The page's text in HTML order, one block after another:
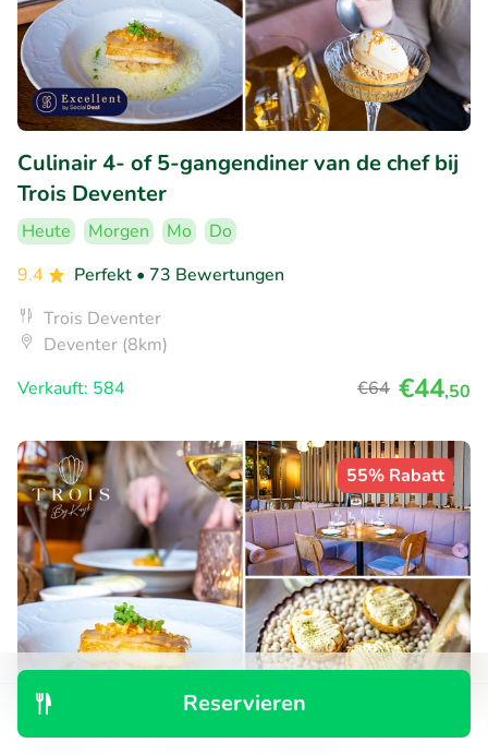
Reservieren
Culinair 4- of 5-gangendiner van de chef bij
Trois Deventer
Heute Morgen Mo
Do
9.4
Perfekt • 73 Bewertungen
Trois Deventer
Deventer (8km)
Verkauft: 584
€64 €44,50
55% Rabatt
Culinaire 2-gangen keuzelunch + koffie/thee